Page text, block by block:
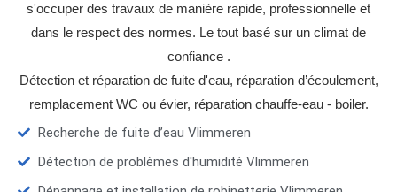
s'occuper des travaux de manière rapide, professionnelle et
dans le respect des normes. Le tout basé sur un climat de
confiance .
Détection et réparation de fuite d'eau, réparation d’écoulement,
remplacement WC ou évier, réparation chauffe-eau - boiler.
Recherche de fuite d’eau Vlimmeren
Détection de problèmes d'humidité Vlimmeren